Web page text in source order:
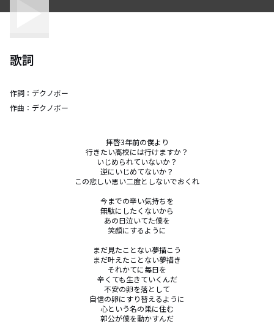
歌詞
作詞： デクノボー
作曲： デクノボー
拝啓3年前の僕より
行きたい高校には行けますか？
いじめられていないか？
逆にいじめてないか？
この悲しい思い二度としないでおくれ
今までの辛い気持ちを
無駄にしたくないから
あの日泣いてた僕を
笑顔にするように
まだ見たことない夢描こう
まだ叶えたことない夢描き
それかてに毎日を
辛くても生きていくんだ
不安の卵を落として
自信の卵にすり替えるように
心という名の巣に住む
郭公が僕を動かすんだ